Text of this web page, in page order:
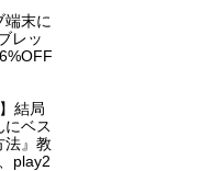
端末に
レッ
結局
にベス
法』教
play2